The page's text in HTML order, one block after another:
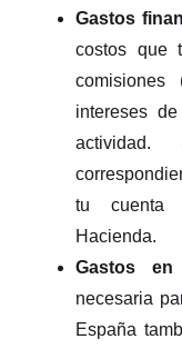
Gastos
costos que
intereses
actividad.
tu cuenta
Hacienda.
Gastos en
necesaria
España